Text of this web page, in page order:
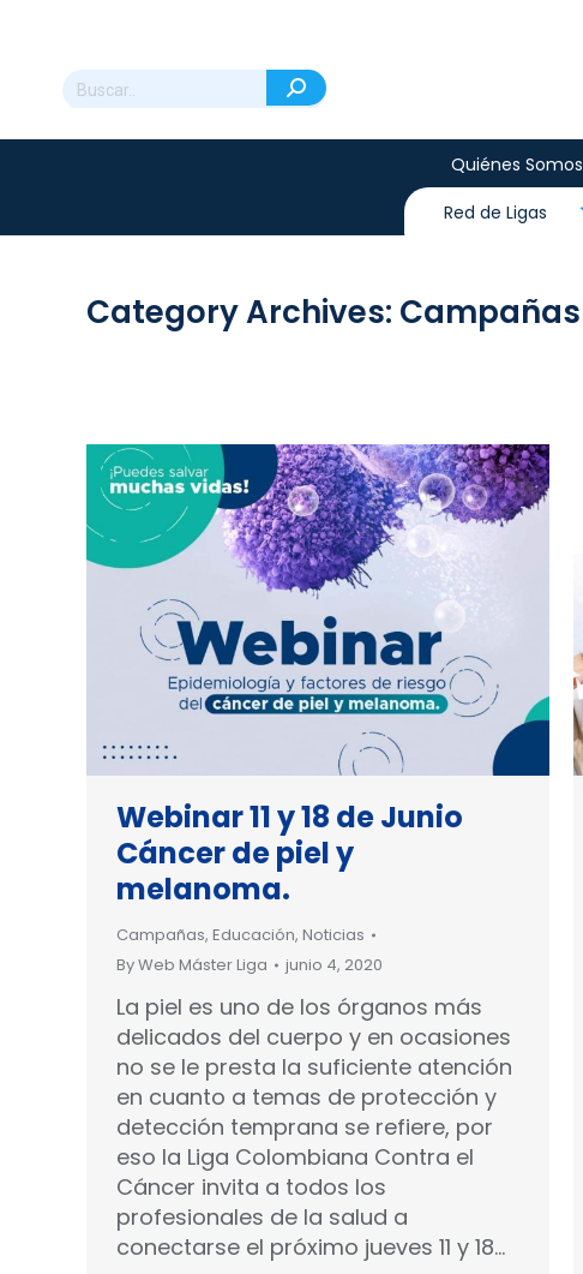
Quiénes Somos
Red de Ligas
Category Archives: Campañas
Webinar 11 y 18 de Junio
Cáncer de piel y
melanoma.
Campañas, Educación, Noticias
ByWeb Máster Liga junio 4, 2020
La piel es uno de los órganos más
delicados del cuerpo y en ocasiones
no se le presta la suficiente atención
en cuanto a temas de protección y
detección temprana se refiere, por
eso la Liga Colombiana Contra el
Cáncer invita a todos los
profesionales de la salud a
conectarse el próximo jueves 11 y 18…